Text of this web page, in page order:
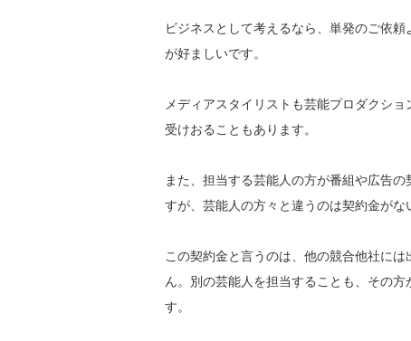
ビジネスとして考えるなら、単発のご依
が好ましいです。
メディアスタイリストも芸能プロダクシ
受けおることもあります。
また、担当する芸能人の方が番組や広告
すが、芸能人の方々と違うのは契約金がな
この契約金と言うのは、他の競合他社に
ん。別の芸能人を担当することも、その
す。